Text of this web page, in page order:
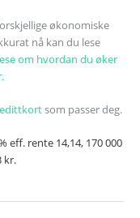
økonomiske
nå kan du lese
om hvordan du øker
som passer deg.
eff. rente 14,14, 170 000
kr.